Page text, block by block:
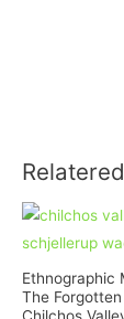
Ethnographic
The